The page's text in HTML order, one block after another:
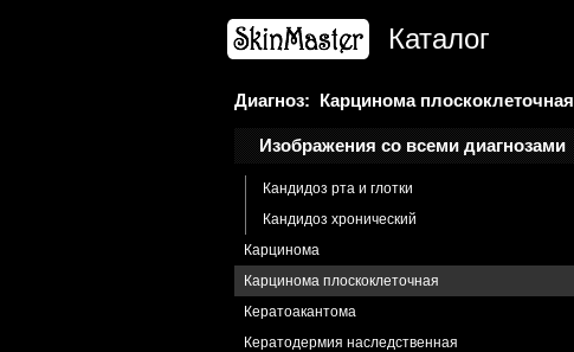
Каталог
Диагноз: Карцинома плоскоклеточная
Изображения со всеми диагнозами
Импрегнация кожи
Баланопостит
Кандидоз
Кандидоз крупных складок
Кандидоз рта и глотки
Кандидоз хронический
Карцинома
Карцинома плоскоклеточная
Кератоакантома
Кератодермия наследственная